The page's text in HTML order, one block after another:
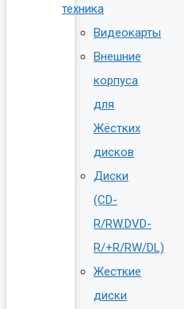
техника
Видеокарты
Внешние
корпуса
для
Жёстких
дисков
Диски
(CD-
R/RW.DVD-
R/+R/RW/DL)
Жесткие
диски